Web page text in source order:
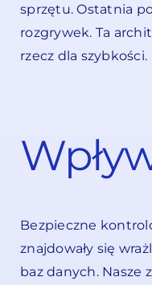
sprzętu. Ostatnia
rozgrywek. Ta
rzecz dla szybkości.
Bezpieczne
znajdowały się
baz danych. Nasze